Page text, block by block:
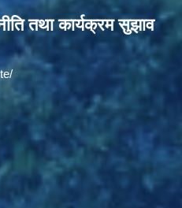
तथा कार्यक्रम सुझाव